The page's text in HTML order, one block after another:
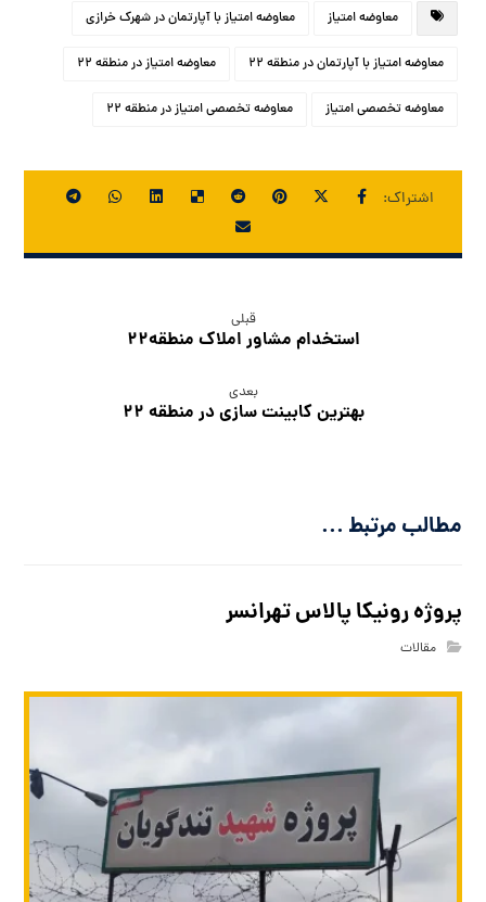
معاوضه امتیاز معاوضه امتیاز با آپارتمان در شهرک خرازی
معاوضه امتیاز با آپارتمان در منطقه ۲۲ معاوضه امتیاز در منطقه ۲۲
معاوضه تخصصی امتیاز معاوضه تخصصی امتیاز در منطقه ۲۲
قبلی
استخدام مشاور املاک منطقه۲۲
بعدی
بهترین کابینت سازی در منطقه ۲۲
مطالب مرتبط ...
پروژه رونیکا پالاس تهرانسر
مقالات